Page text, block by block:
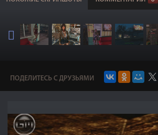
ПОДЕЛИТЕСЬ С ДРУЗЬЯМИ